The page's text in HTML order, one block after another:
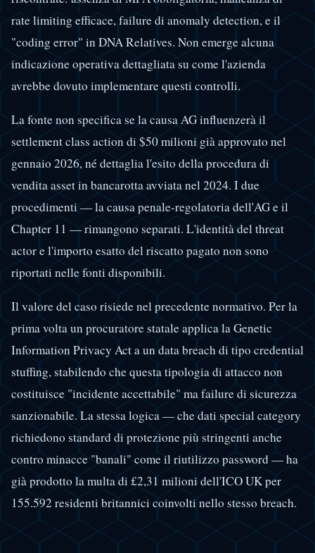
rate limiting efficace, failure di anomaly detection, e il
"coding error" in DNA Relatives. Non emerge alcuna
indicazione operativa dettagliata su come l'azienda
avrebbe dovuto implementare questi controlli.
La fonte non specifica se la causa AG influenzerà il
settlement class action di $50 milioni già approvato nel
gennaio 2026, né dettaglia l'esito della procedura di
vendita asset in bancarotta avviata nel 2024. I due
procedimenti — la causa penale-regolatoria dell'AG e il
Chapter 11 — rimangono separati. L'identità del threat
actor e l'importo esatto del riscatto pagato non sono
riportati nelle fonti disponibili.
Il valore del caso risiede nel precedente normativo. Per la
prima volta un procuratore statale applica la Genetic
Information Privacy Act a un data breach di tipo credential
stuffing, stabilendo che questa tipologia di attacco non
costituisce "incidente accettabile" ma failure di sicurezza
sanzionabile. La stessa logica — che dati special category
richiedono standard di protezione più stringenti anche
contro minacce "banali" come il riutilizzo password — ha
già prodotto la multa di £2,31 milioni dell'ICO UK per
155.592 residenti britannici coinvolti nello stesso breach.